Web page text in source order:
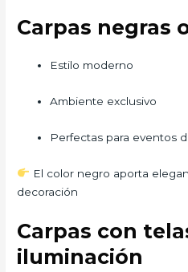
Carpas negras
Estilo moderno
Ambiente exclusivo
Perfectas para eventos
El color negro aporta
decoración
Carpas con
iluminación